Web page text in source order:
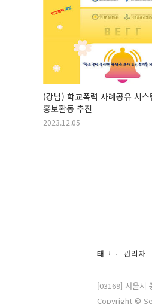
(강남) 학교폭력 사례공유 시
홍보활동 추진
2023.12.05
태그 관리자
[03169] 서울시
Copyright ©